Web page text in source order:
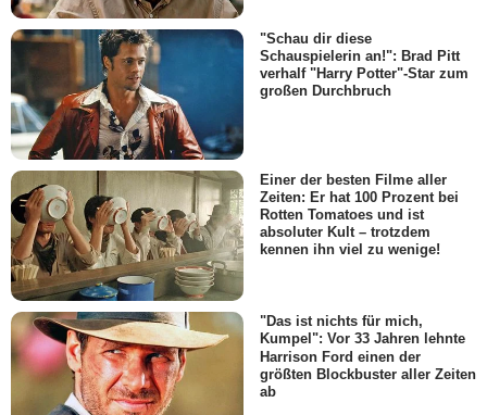
"Schau dir diese
Schauspielerin an!": Brad Pitt
verhalf "Harry Potter"-Star zum
großen Durchbruch
Einer der besten Filme aller
Zeiten: Er hat 100 Prozent bei
Rotten Tomatoes und ist
absoluter Kult – trotzdem
kennen ihn viel zu wenige!
"Das ist nichts für mich,
Kumpel": Vor 33 Jahren lehnte
Harrison Ford einen der
größten Blockbuster aller Zeiten
ab